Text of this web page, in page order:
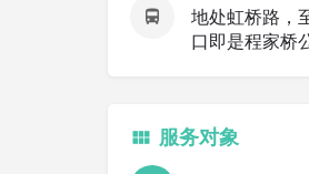
地处虹桥路，
口即是程家桥
服务对象